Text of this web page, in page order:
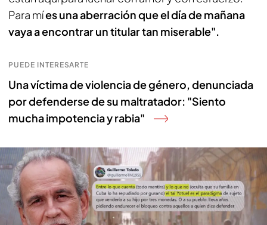
Para míes una aberración que el día de mañana
vaya a encontrar un titular tan miserable".
PUEDE INTERESARTE
Una víctima de violencia de género, denunciada
por defenderse de su maltratador: "Siento
mucha impotencia y rabia"